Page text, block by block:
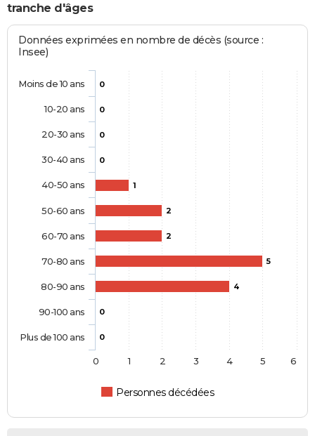
tranche d'âges
Données exprimées en nombre de décès (source :
Insee)
0
0
0
0
1
2
2
5
4
0
0
Personnes décédées
Moins de 10 ans
10-20 ans
20-30 ans
30-40 ans
40-50 ans
50-60 ans
60-70 ans
70-80 ans
80-90 ans
90-100 ans
Plus de 100 ans
0 1 2 3 4 5 6